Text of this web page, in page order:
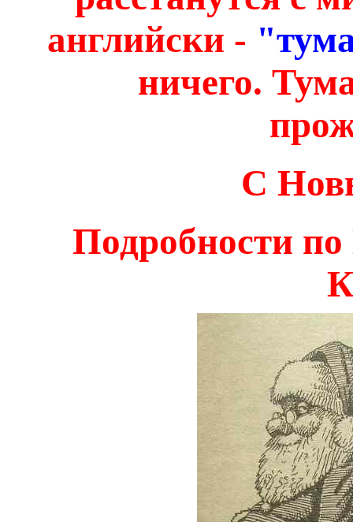
английски -
ничего.
С
Подробности